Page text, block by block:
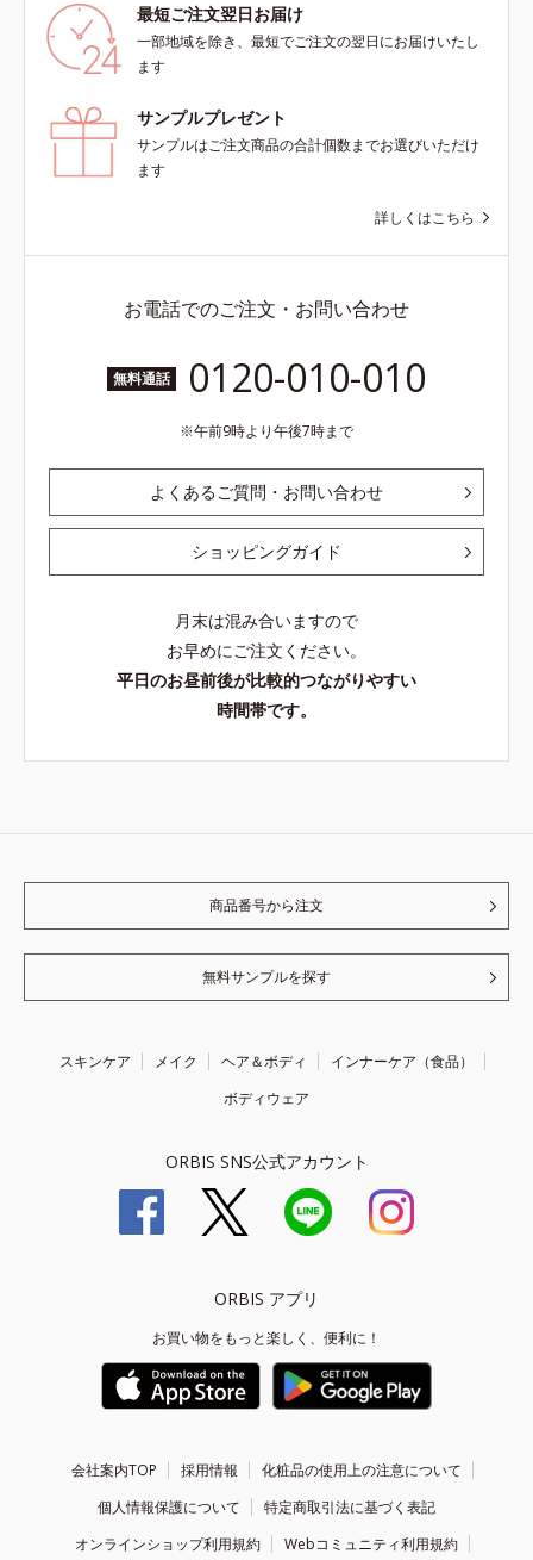
最短ご注文翌日お届け
一部地域を除き、最短でご注文の翌日にお届けいたし
ます
サンプルプレゼント
サンプルはご注文商品の合計個数までお選びいただけ
ます
詳しくはこちら
お電話でのご注文・お問い合わせ
無料通話 0120-010-010
午前9時より午後7時まで
よくあるご質問・お問い合わせ
ショッピングガイド
月末は混み合いますので
お早めにご注文ください。
平日のお昼前後が比較的つながりやすい
時間帯です。
商品番号から注文
無料サンプルを探す
スキンケア メイク ヘア＆ボディ
インナーケア（食品）
ボディウェア
ORBIS SNS公式アカウント
ORBIS アプリ
お買い物をもっと楽しく、便利に！
会社案内TOP 採用情報
化粧品の使用上の注意について
個人情報保護について
特定商取引法に基づく表記
オンラインショップ利用規約
Webコミュニティ利用規約